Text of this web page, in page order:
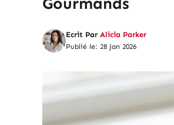
Ecrit Par Alicia Parker
Publié le: 28 Jan 2026